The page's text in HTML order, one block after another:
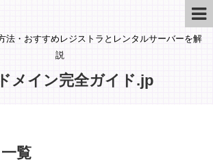
法・おすすめレジストラとレンタルサーバーを解
説
メイン完全ガイド.jp
覧